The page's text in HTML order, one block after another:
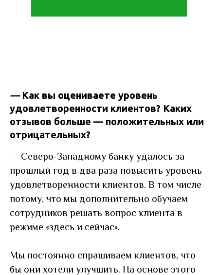
—Как вы оцениваете уровень
удовлетворенности клиентов? Каких
отзывов больше — положительных или
отрицательных?
— Северо-Западному банку удалось за
прошлый год в два раза повысить уровень
удовлетворенности клиентов. В том числе
потому, что мы дополнительно обучаем
сотрудников решать вопрос клиента в
режиме «здесь и сейчас».
Мы постоянно спрашиваем клиентов, что
бы они хотели улучшить. На основе этого